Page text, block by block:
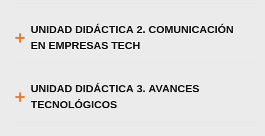
UNIDAD DIDÁCTICA 2. COMUNICACIÓN
EN EMPRESAS TECH
UNIDAD DIDÁCTICA 3. AVANCES
TECNOLÓGICOS